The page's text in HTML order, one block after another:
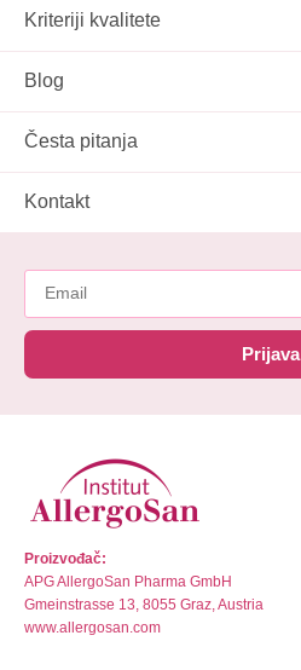
Kriteriji kvalitete
Blog
Česta pitanja
Kontakt
Prijava
Proizvođač:
APG AllergoSan Pharma GmbH
Gmeinstrasse 13, 8055 Graz, Austria
www.allergosan.com